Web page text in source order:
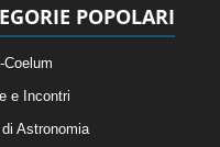
POPOLARI
Coelum
e Incontri
Astronomia